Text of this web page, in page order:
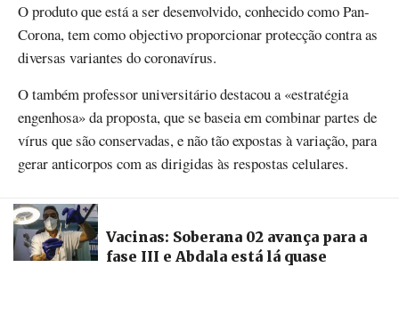
O produto que está a ser desenvolvido, conhecido como Pan-
Corona, tem como objectivo proporcionar protecção contra as
diversas variantes do coronavírus.
O também professor universitário destacou a «estratégia
engenhosa» da proposta, que se baseia em combinar partes de
vírus que são conservadas, e não tão expostas à variação, para
gerar anticorpos com as dirigidas às respostas celulares.
Vacinas: Soberana 02 avança para a
fase III e Abdala está lá quase